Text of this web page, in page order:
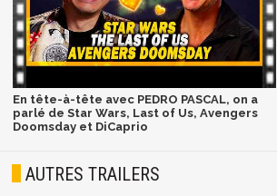
En tête-à-tête avec PEDRO PASCAL, on a
parlé de Star Wars, Last of Us, Avengers
Doomsday et DiCaprio
AUTRES TRAILERS